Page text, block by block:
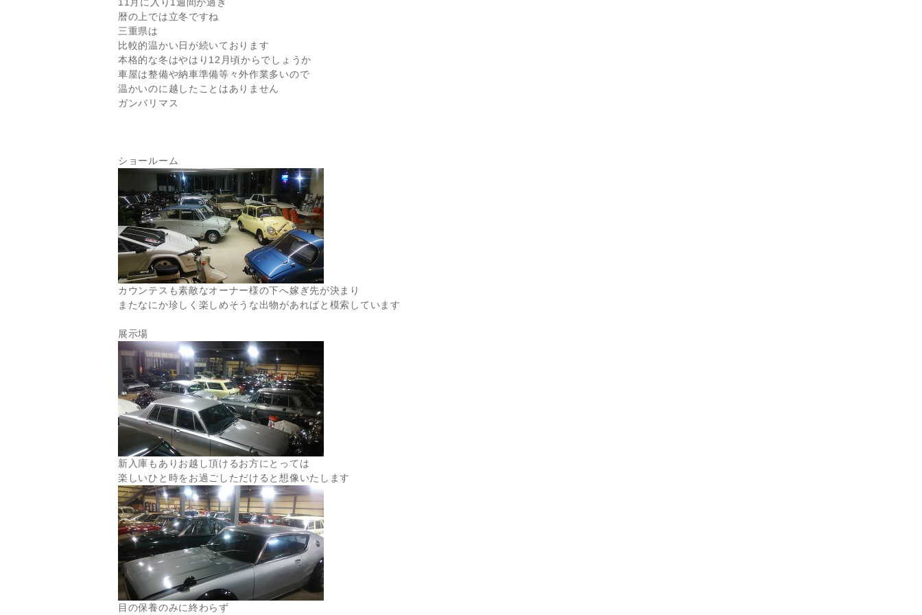
暦の上では立冬ですね
三重県は
比較的温かい日が続いております
本格的な冬はやはり12月頃からでしょうか
車屋は整備や納車準備等々外作業多いので
温かいのに越したことはありません
ガンバリマス
ショールーム
カウンテスも素敵なオーナー様の下へ嫁ぎ先が決まり
またなにか珍しく楽しめそうな出物があればと模索しています
展示場
新入庫もありお越し頂けるお方にとっては
楽しいひと時をお過ごしただけると想像いたします
目の保養のみに終わらず